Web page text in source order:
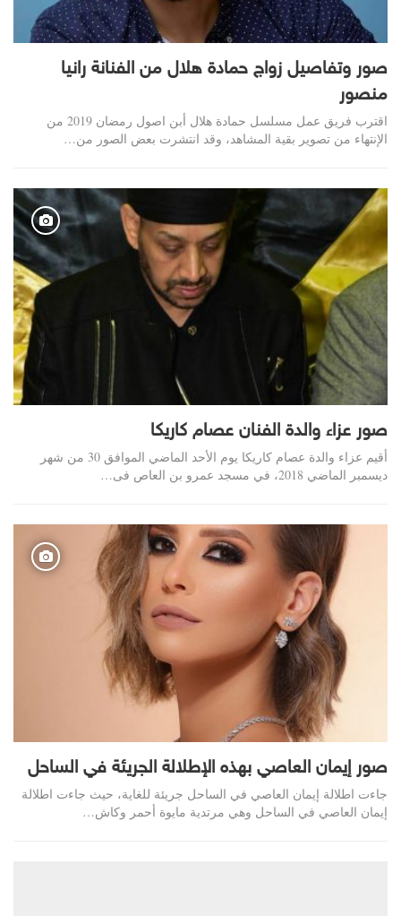
صور وتفاصيل زواج حمادة هلال من الفنانة رانيا
منصور
اقترب فريق عمل مسلسل حمادة هلال أبن اصول رمضان 2019 من
الإنتهاء من تصوير بقية المشاهد، وقد انتشرت بعض الصور من…
صور عزاء والدة الفنان عصام كاريكا
أقيم عزاء والدة عصام كاريكا يوم الأحد الماضي الموافق 30 من شهر
ديسمبر الماضي 2018، في مسجد عمرو بن العاص فى…
صور إيمان العاصي بهذه الإطلالة الجريئة في الساحل
جاءت اطلالة إيمان العاصي في الساحل جريئة للغاية، حيث جاءت اطلالة
إيمان العاصي في الساحل وهي مرتدية مايوة أحمر وكاش…